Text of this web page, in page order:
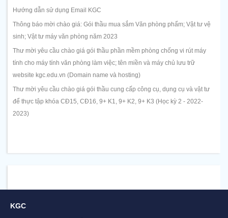
Hướng dẫn sử dụng Email KGC
Thông báo mời chào giá: Gói thầu mua sắm Văn phòng phẩm; Vật tư vệ
sinh; Vật tư máy văn phòng năm 2023
Thư mời yêu cầu chào giá gói thầu phần mềm phòng chống vi rút máy
tính cho máy tính văn phòng làm việc; tên miền và máy chủ lưu trữ
website kgc.edu.vn (Domain name và hosting)
Thư mời yêu cầu chào giá gói thầu cung cấp công cụ, dụng cụ và vật tư
để thực tập khóa CĐ15, CĐ16, 9+ K1, 9+ K2, 9+ K3 (Học kỳ 2 - 2022-
2023)
KGC